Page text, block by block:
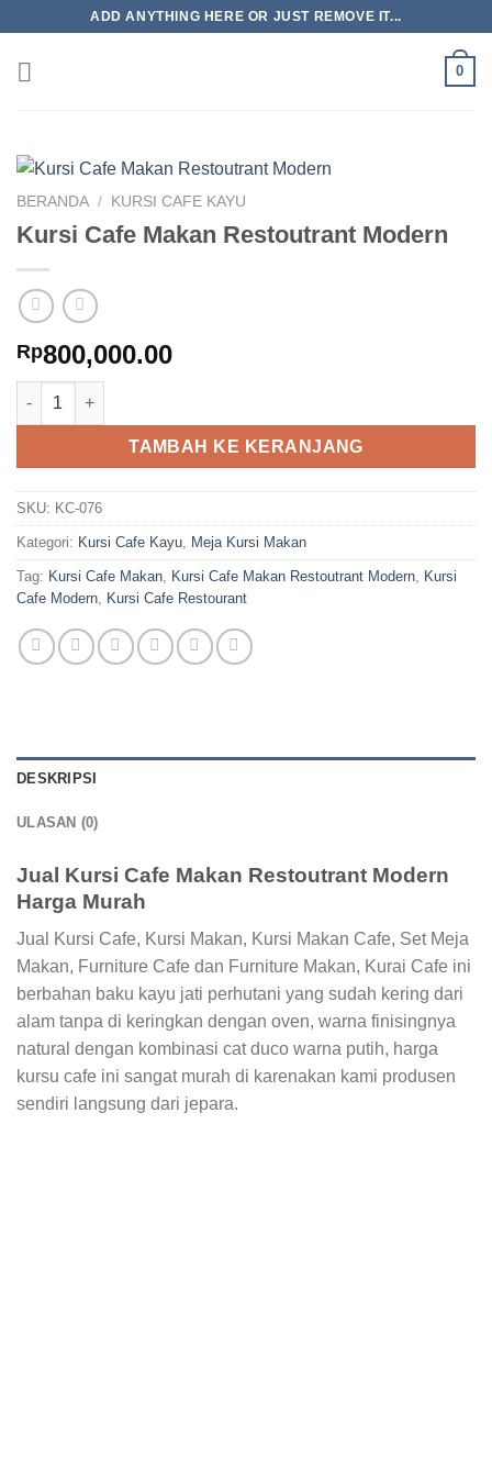
content
ADD ANYTHING HERE OR JUST REMOVE IT...
0
BERANDA / KURSI CAFE KAYU
Kursi Cafe Makan Restoutrant Modern
Rp800,000.00
Kuantitas Kursi Cafe Makan Restoutrant Modern
TAMBAH KE KERANJANG
SKU: KC-076
Kategori: Kursi Cafe Kayu Meja Kursi Makan
Tag: Kursi Cafe Makan Kursi Cafe Makan Restoutrant Modern Kursi
Cafe Modern Kursi Cafe Restourant
DESKRIPSI
ULASAN (0)
Jual Kursi Cafe Makan Restoutrant Modern
Harga Murah
Jual Kursi Cafe, Kursi Makan, Kursi Makan Cafe, Set Meja
Makan, Furniture Cafe dan Furniture Makan, Kurai Cafe ini
berbahan baku kayu jati perhutani yang sudah kering dari
alam tanpa di keringkan dengan oven, warna finisingnya
natural dengan kombinasi cat duco warna putih, harga
kursu cafe ini sangat murah di karenakan kami produsen
sendiri langsung dari jepara.